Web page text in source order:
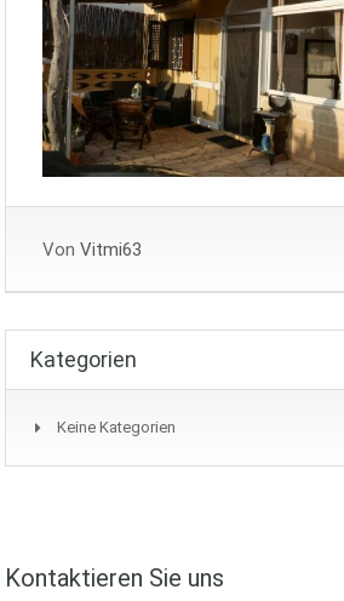
Von Vitmi63
Kategorien
Keine Kategorien
Kontaktieren Sie uns